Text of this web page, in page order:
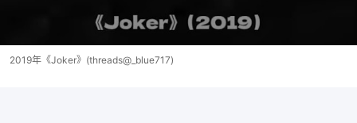
2019年《Joker》(threads@_blue717)